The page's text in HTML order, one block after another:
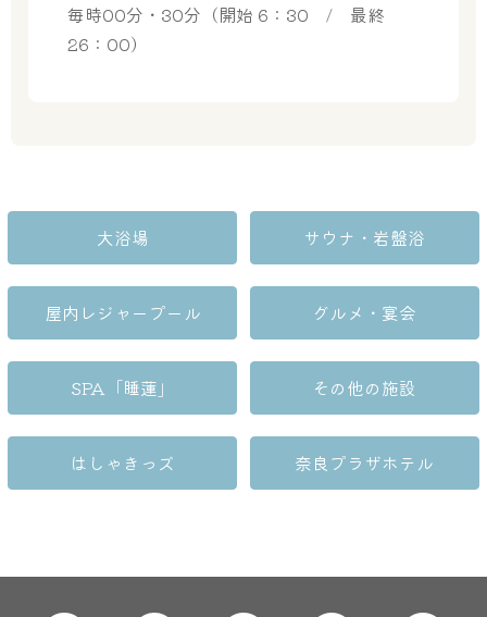
屋内レジャープール グルメ
奈良わんぱくランド
はしゃきっズ
ボディケア
毎時00分・30分（開始 6：30 / 最終
26：00）
大浴場 サウナ・岩盤浴
屋内レジャープール グルメ・宴会
SPA「睡蓮」 その他の施設
はしゃきっズ 奈良プラザホテル